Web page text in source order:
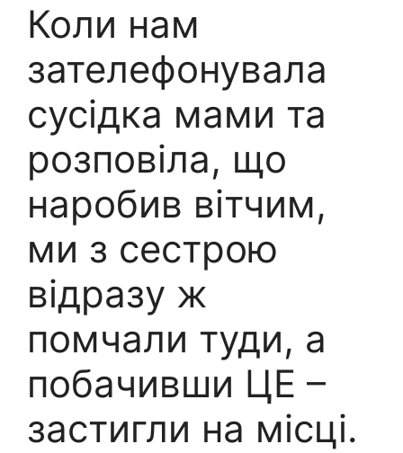
Коли нам
зателефонувала
сусідка мами та
розповіла, що
наробив вітчим,
ми з сестрою
відразу ж
помчали туди, а
побачивши ЦЕ –
застигли на місці.